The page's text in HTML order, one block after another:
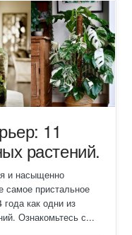
11
растений.
и насыщенно
самое пристальное
как одни из
Ознакомьтесь с...